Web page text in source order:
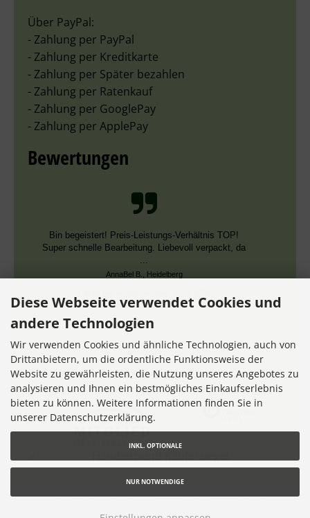
Über PayPal:
- Zahlung per PayPal
- Zahlung per Kreditkarte
- Zahlung per Später bezahlen
- Zahlung per Ratenkauf
- Zahlung per GooglePay
- Zahlung per ApplePay
Bewertungen
Schnelle Bearbeitung, nur leider falsche Farben,
die aber dieselben DMC Nummern trugen.
Datum der Kauferfahrung: 13.07.2026
7,355 Bewertungen
Diese Webseite verwendet Cookies und
andere Technologien
Wir verwenden Cookies und ähnliche Technologien, auch von
Drittanbietern, um die ordentliche Funktionsweise der
Website zu gewährleisten, die Nutzung unseres Angebotes zu
analysieren und Ihnen ein bestmögliches Einkaufserlebnis
bieten zu können. Weitere Informationen finden Sie in
unserer Datenschutzerklärung.
INKL. OPTIONALE
NUR NOTWENDIGE